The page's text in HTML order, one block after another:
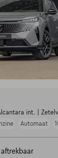
int. |
Automaat
aftrekbaar